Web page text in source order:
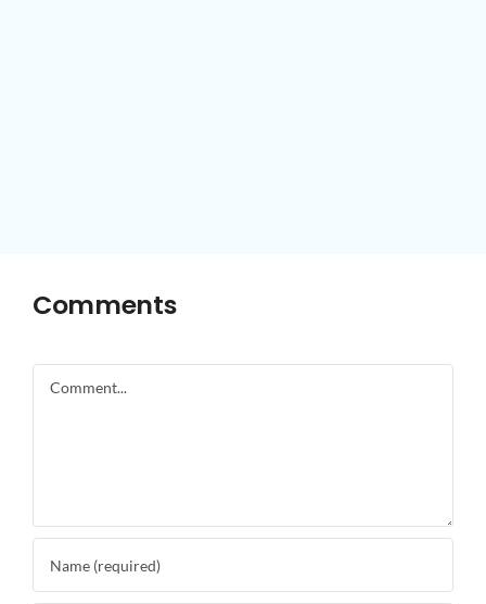
Comments
Comment